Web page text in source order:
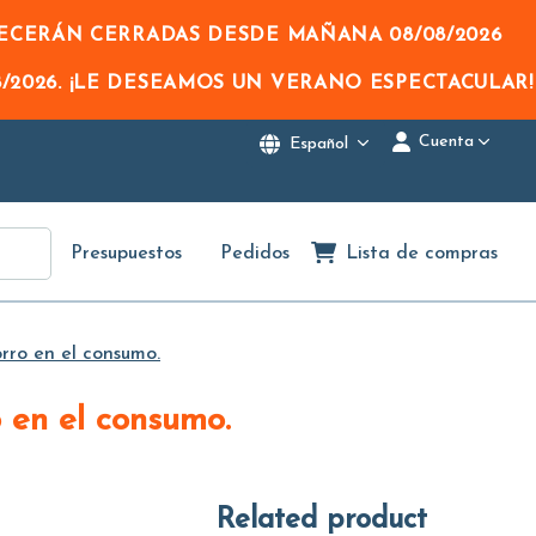
CERRADAS DESDE MAÑANA 08/08/2026
2026. ¡LE DESEAMOS UN VERANO ESPECTACULAR!
Español Cuenta
Presupuestos Pedidos Lista de compras
en el consumo.
el consumo.
Related product